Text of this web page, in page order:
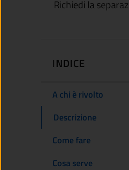
Richiedi la
INDICE
A chi è rivolto
Descrizione
Come fare
Cosa serve